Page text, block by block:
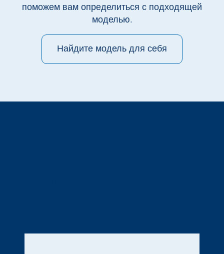
поможем вам определиться с подходящей
моделью.
Найдите модель для себя